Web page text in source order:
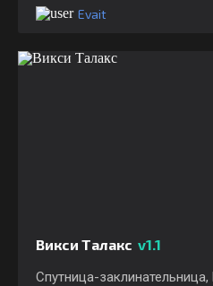
Evait
Викси Талакс v1.1
Спутница-